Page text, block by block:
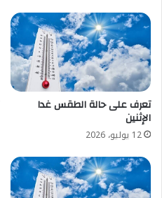
تعرف على حالة الطقس غدا
الإثنين
12 يوليو، 2026